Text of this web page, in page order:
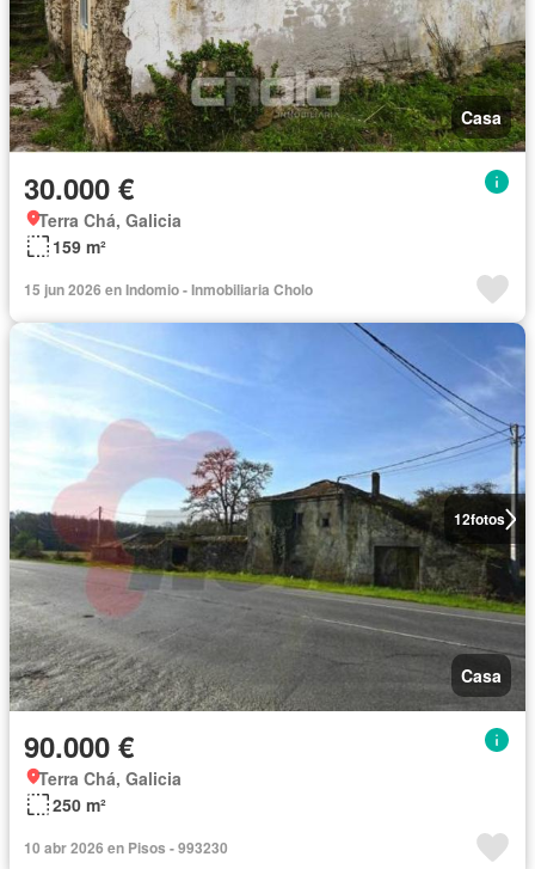
Casa
30.000 €
Terra Chá, Galicia
159 m²
15 jun 2026 en Indomio - Inmobiliaria Cholo
12fotos
Casa
90.000 €
Terra Chá, Galicia
250 m²
10 abr 2026 en Pisos - 993230